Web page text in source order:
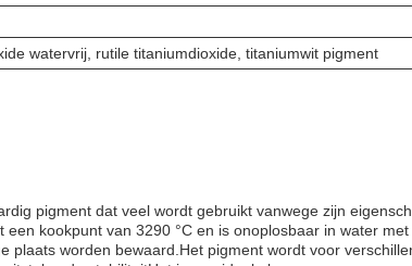
watervrij, rutile titaniumdioxide, titaniumwit pigment
pigment dat veel wordt gebruikt vanwege zijn
kookpunt van 3290 °C en is onoplosbaar in water
plaats worden bewaard.Het pigment wordt voor